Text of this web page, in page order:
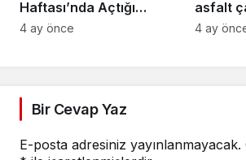
Haftası’nda Açtığı
Stantta Su Tasarrufu
4 ay önce
asfalt
4 ay
Bir Cevap Yaz
E-posta adresiniz yayınlanmayacak.